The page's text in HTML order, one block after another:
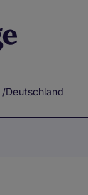
/Deutschland